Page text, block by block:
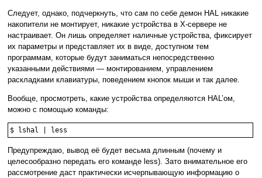
Следует, однако, подчеркнуть, что сам по себе демон HAL никакие
накопители не монтирует, никакие устройства в X-сервере не
настраивает. Он лишь определяет наличные устройства, фиксирует
их параметры и представляет их в виде, доступном тем
программам, которые будут заниматься непосредственно
указанными действиями — монтированием, управлением
раскладками клавиатуры, поведением кнопок мыши и так далее.
Вообще, просмотреть, какие устройства определяются HAL’ом,
можно с помощью команды:
$ lshal | less
Предупреждаю, вывод её будет весьма длинным (почему и
целесообразно передать его команде less). Зато внимательное его
рассмотрение даст практически исчерпывающую информацию о